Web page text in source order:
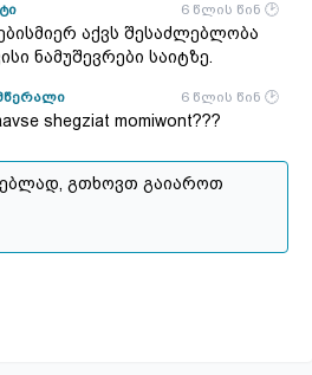
6 წლის წინ
აქვს შესაძლებლობა
ნამუშევრები საიტზე.
6 წლის წინ
shegziat momiwont???